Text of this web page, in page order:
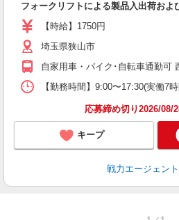
フォークリフトによる製品入出荷およ
【時給】1750円
埼玉県狭山市
自家用車・バイク･自転車通勤可
【勤務時間】9:00〜17:30(実働
応募締め切り2026/08/
キープ
戦力エージェン